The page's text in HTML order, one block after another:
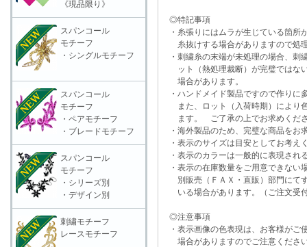
◎特記事項
・糸張りにはムラが生じている箇所
糸抜けする場合がありますので処
・刺繍糸の末端が未処理の場合、刺
ット（熱処理裁断）が完璧ではな
場合があります。
・ハンドメイド製品ですので作りに
また、ロット（入荷時期）により
ます。 ご了承の上でお求めくだ
・海外製品のため、完璧な商品をお
・表示のサイズは目安としてお考え
・表示のカラーは一般的に表現され
・表示の在庫数量をご用意できな
別販売（ＦＡＸ・直販）部門にて
いる場合があります。（ご注文受
◎注意事項
・表示画像の色表現は、お客様がご
場合がありますのでご注意くださ
《現品限り》
スパンコール
モチーフ
・シングルモチーフ
スパンコール
モチーフ
・ペアモチーフ
・ブレードモチーフ
スパンコール
モチーフ
・シリーズ別
・デザイン別
刺繍モチーフ
レースモチーフ